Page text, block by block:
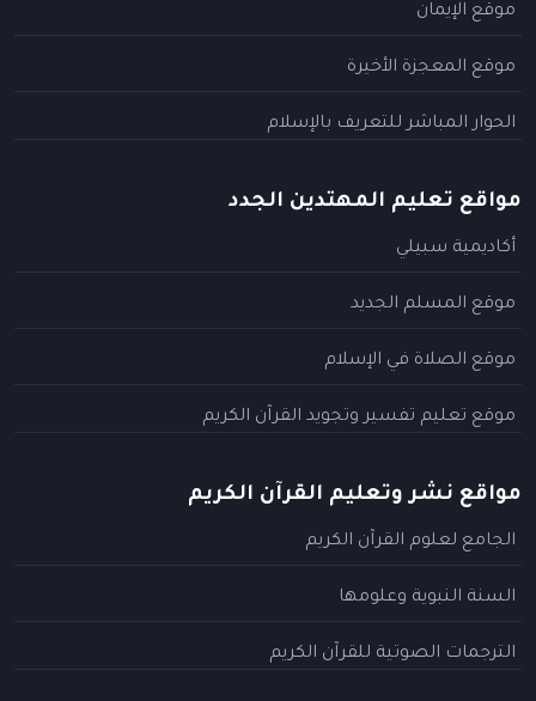
موقع الإيمان
موقع المعجزة الأخيرة
الحوار المباشر للتعريف بالإسلام
مواقع تعليم المهتدين الجدد
أكاديمية سبيلي
موقع المسلم الجديد
موقع الصلاة في الإسلام
موقع تعليم تفسير وتجويد القرآن الكريم
مواقع نشر وتعليم القرآن الكريم
الجامع لعلوم القرآن الكريم
السنة النبوية وعلومها
الترجمات الصوتية للقرآن الكريم